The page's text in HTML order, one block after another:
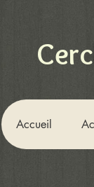
Accueil